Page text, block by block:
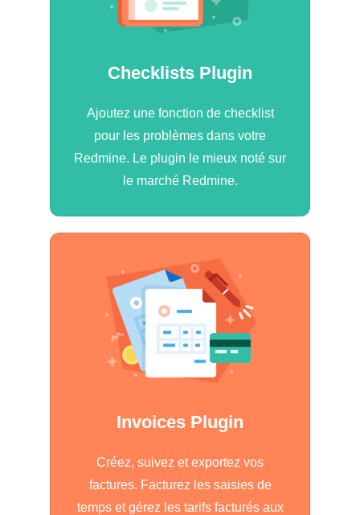
Checklists Plugin
Ajoutez une fonction de checklist
pour les problèmes dans votre
Redmine. Le plugin le mieux noté sur
le marché Redmine.
Invoices Plugin
Créez, suivez et exportez vos
factures. Facturez les saisies de
temps et gérez les tarifs facturés aux